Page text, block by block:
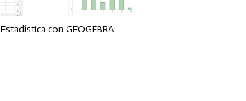
Estadística con GEOGEBRA